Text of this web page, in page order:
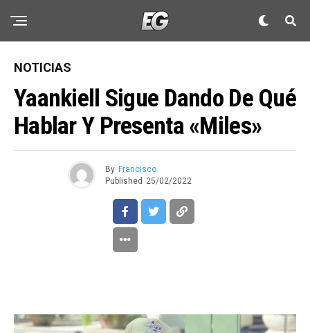
NOTICIAS
Yaankiell Sigue Dando De Qué
Hablar Y Presenta «Miles»
By Francisco
Published 25/02/2022